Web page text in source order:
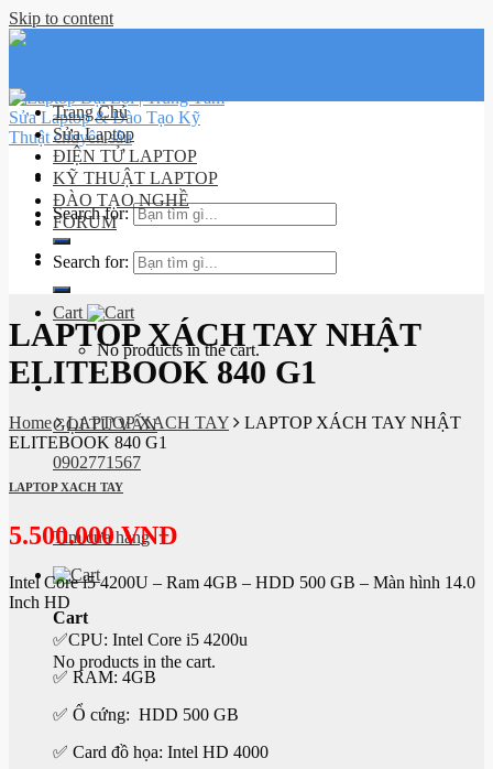
Skip to content
Search for:
Lịch sử
Cart
No products in the cart.
GỌI TƯ VẤN
0902771567
Tìm cửa hàng
Cart
No products in the cart.
Trang Chủ
Sửa Laptop
ĐIỆN TỬ LAPTOP
KỸ THUẬT LAPTOP
ĐÀO TẠO NGHỀ
FORUM
Search for:
LAPTOP XÁCH TAY NHẬT
ELITEBOOK 840 G1
Home LAPTOP XACH TAY
LAPTOP XÁCH TAY NHẬT
ELITEBOOK 840 G1
LAPTOP XACH TAY
5.500.000 VNĐ
Intel Core i5 4200U – Ram 4GB – HDD 500 GB – Màn hình 14.0
Inch HD
✅CPU: Intel Core i5 4200u
✅ RAM: 4GB
✅ Ổ cứng: HDD 500 GB
✅ Card đồ họa: Intel HD 4000